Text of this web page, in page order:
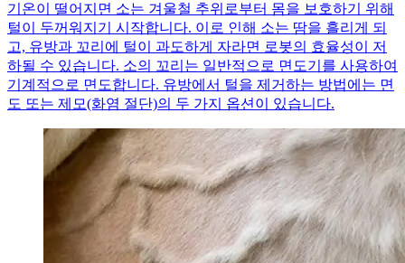
기온이 떨어지면 소는 겨울철 추위로부터 몸을 보호하기 위해
털이 두꺼워지기 시작합니다. 이로 인해 소는 땀을 흘리게 되
고, 유방과 꼬리에 털이 과도하게 자라면 로봇의 효율성이 저
하될 수 있습니다. 소의 꼬리는 일반적으로 면도기를 사용하여
기계적으로 면도합니다. 유방에서 털을 제거하는 방법에는 면
도 또는 제모(화염 절단)의 두 가지 옵션이 있습니다.